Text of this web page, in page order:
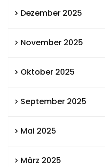
Dezember 2025
November 2025
Oktober 2025
September 2025
Mai 2025
März 2025